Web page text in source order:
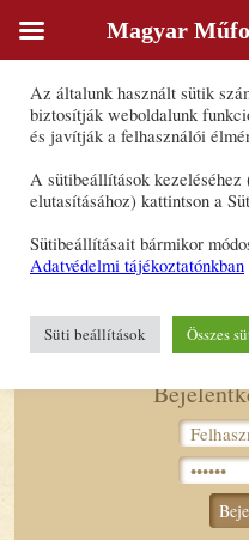
-
Sütik
Az általunk használt sütik
biztosítják weboldalunk
és javítják a felhasználói
A sütibeállítások
elutasításához) kattintson a
Sütibeállításait bármikor
Adatvédelmi tájékoztatónkban
Süti beállítások Összes
Magyar